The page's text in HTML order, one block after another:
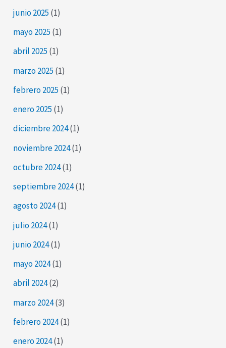
junio 2025 (1)
mayo 2025 (1)
abril 2025 (1)
marzo 2025 (1)
febrero 2025 (1)
enero 2025 (1)
diciembre 2024(1)
noviembre 2024(1)
octubre 2024(1)
septiembre 2024(1)
agosto 2024(1)
julio 2024(1)
junio 2024(1)
mayo 2024(1)
abril 2024(2)
marzo 2024(3)
febrero 2024(1)
enero 2024(1)